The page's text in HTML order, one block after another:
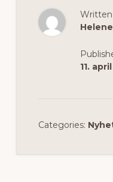
Written
11.
Categories: